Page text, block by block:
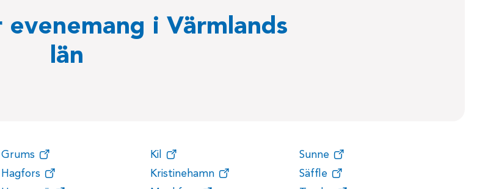
i Värmlands
län
Grums
Hagfors
Kil
Kristinehamn
Sunne
Säffle